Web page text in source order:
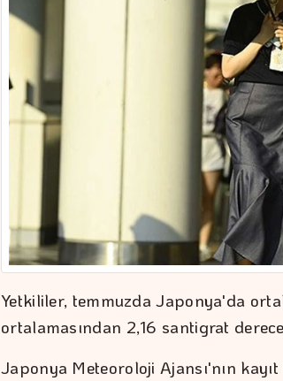
Yetkililer, temmuzda Japonya'da
ortalamasından 2,16 santigrat
Japonya Meteoroloji Ajansı'nın